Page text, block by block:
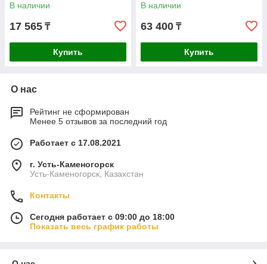
В наличии
17 565 ₸
Купить
В наличии
63 400 ₸
Купить
О нас
Рейтинг не сформирован
Менее 5 отзывов за последний год
Работает с 17.08.2021
г. Усть-Каменогорск
Усть-Каменогорск, Казахстан
Контакты
Сегодня работает с 09:00 до 18:00
Показать весь график работы